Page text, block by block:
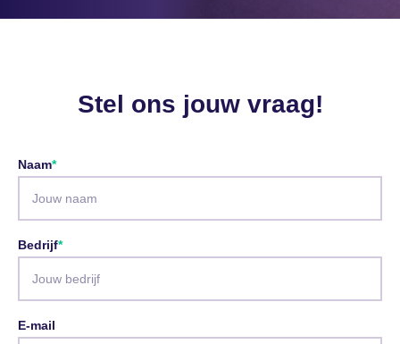
Stel ons jouw vraag!
Naam
Bedrijf
E-mail